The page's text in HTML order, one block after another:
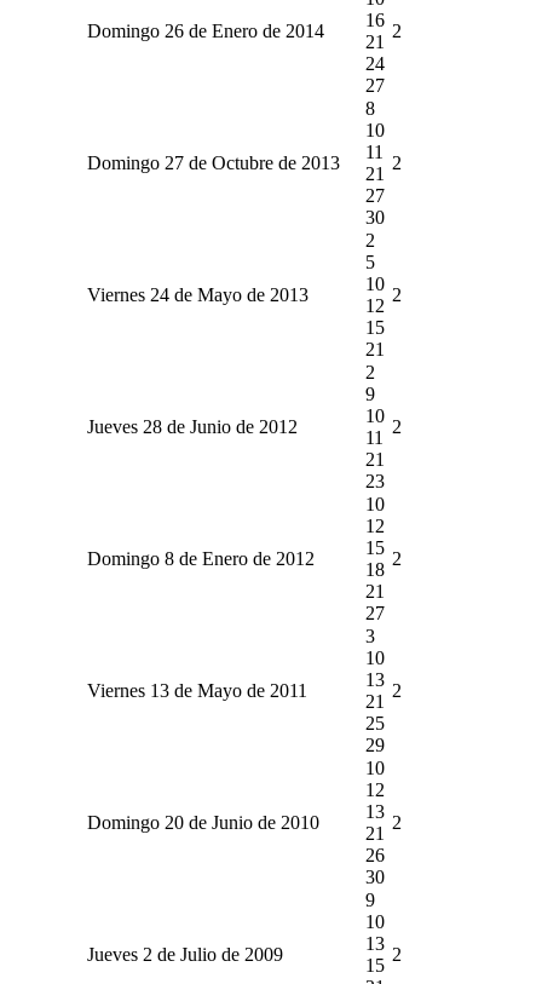
Domingo 26 de Enero de 2014
16
21
24
27
2
Domingo 27 de Octubre de 2013
8
10
11
21
27
30
2
Viernes 24 de Mayo de 2013
2
5
10
12
15
21
2
Jueves 28 de Junio de 2012
2
9
10
11
21
23
2
Domingo 8 de Enero de 2012
10
12
15
18
21
27
2
Viernes 13 de Mayo de 2011
3
10
13
21
25
29
2
Domingo 20 de Junio de 2010
10
12
13
21
26
30
2
Jueves 2 de Julio de 2009
9
10
13
15
2